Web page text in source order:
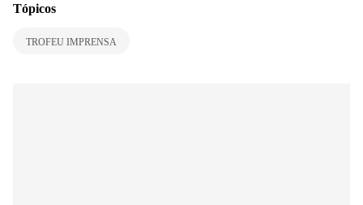
Tópicos
TROFEU IMPRENSA